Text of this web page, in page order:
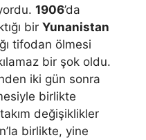
1906’da
bir Yunanistan
tifodan ölmesi
bir şok oldu.
iki gün sonra
birlikte
değişiklikler
birlikte, yine